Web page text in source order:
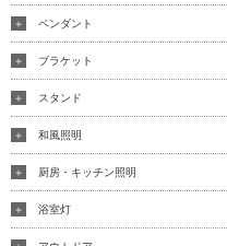
ペンダント
ブラケット
スタンド
和風照明
厨房・キッチン照明
浴室灯